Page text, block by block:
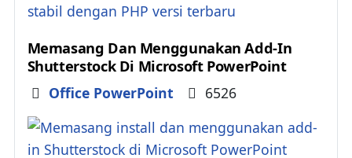
Memasang Dan Menggunakan Add-In
Shutterstock Di Microsoft PowerPoint
Details
Office PowerPoint 6526